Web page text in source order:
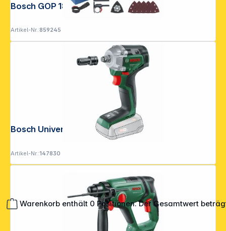
Warenkorb enthält 0 Positionen. Der Gesamtwert
Bosch GOP 18V-34 Akku-Multi-Cutter
Artikel-Nr.:859245
Artikel-Nr.:147830